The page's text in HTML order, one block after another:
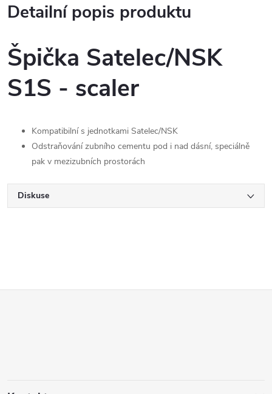
Detailní popis produktu
Špička Satelec/NSK
S1S - scaler
Kompatibilní s jednotkami Satelec/NSK
Odstraňování zubního cementu pod i nad dásní, speciálně
pak v mezizubních prostorách
Diskuse